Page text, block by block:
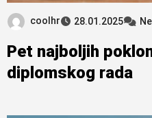
coolhr 28.01.2025
Pet najboljih
diplomskog rada